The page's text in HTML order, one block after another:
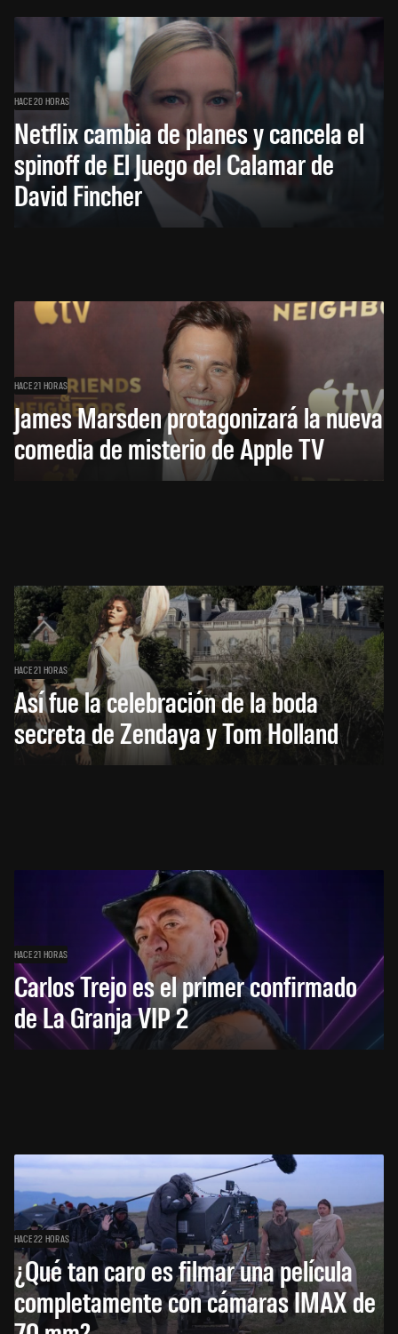
HACE 20 HORAS
Netflix cambia de planes y cancela el
spinoff de El Juego del Calamar de
David Fincher
HACE 21 HORAS
James Marsden protagonizará la nueva
comedia de misterio de Apple TV
HACE 21 HORAS
Así fue la celebración de la boda
secreta de Zendaya y Tom Holland
HACE 21 HORAS
Carlos Trejo es el primer confirmado
de La Granja VIP 2
HACE 22 HORAS
¿Qué tan caro es filmar una película
completamente con cámaras IMAX de